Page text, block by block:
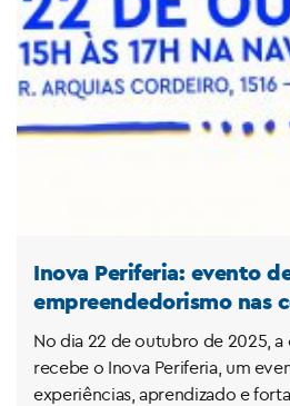
Inova Periferia: evento
empreendedorismo nas
de Janeiro
No dia 22 de outubro de 2025,
recebe o Inova Periferia, um
experiências, aprendizado e